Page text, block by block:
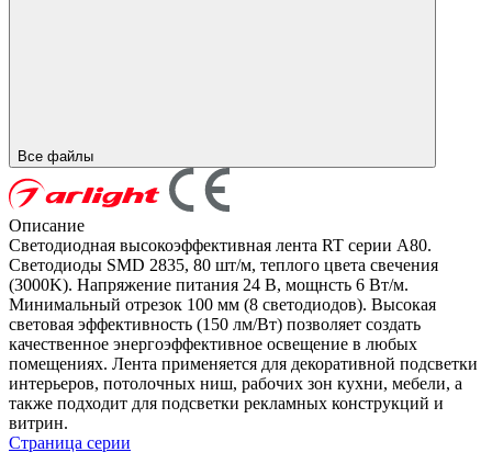
Все файлы
Описание
Светодиодная высокоэффективная лента RT серии A80.
Светодиоды SMD 2835, 80 шт/м, теплого цвета свечения
(3000K). Напряжение питания 24 В, мощнсть 6 Вт/м.
Минимальный отрезок 100 мм (8 светодиодов). Высокая
световая эффективность (150 лм/Вт) позволяет создать
качественное энергоэффективное освещение в любых
помещениях. Лента применяется для декоративной подсветки
интерьеров, потолочных ниш, рабочих зон кухни, мебели, а
также подходит для подсветки рекламных конструкций и
витрин.
Страница серии